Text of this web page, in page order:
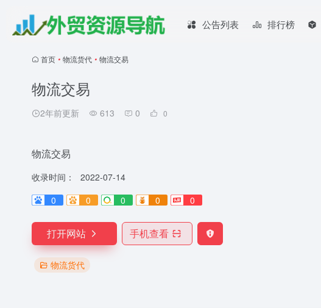
公告列表 排行榜
首页 • 物流货代 • 物流交易
物流交易
2年前更新 613 0 0
物流交易
收录时间：
2022-07-14
0
0 0 0 0
打开网站 手机查看
物流货代